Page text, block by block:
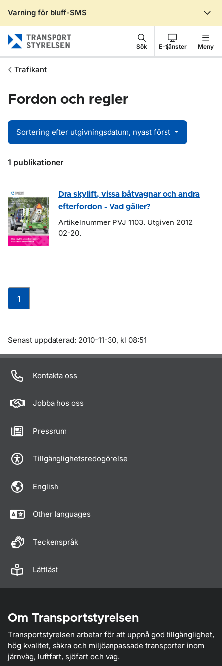
Varning för bluff-SMS
Sök E-tjänster Meny
Trafikant
Fordon och regler
Sortering efter utgivningsdatum, nyast först
1 publikationer
Dra skylift, vissa båtvagnar och andra
efterfordon - Vad gäller?
Artikelnummer PVJ 1103. Utgiven 2012-
02-20.
1
Om sidan
Senast uppdaterad: 2010-11-30, kl 08:51
Kontakta oss
Jobba hos oss
Pressrum
Tillgänglighetsredogörelse
English
Other languages
Teckenspråk
Lättläst
Om Transportstyrelsen
Transportstyrelsen arbetar för att uppnå god tillgänglighet,
hög kvalitet, säkra och miljöanpassade transporter inom
järnväg, luftfart, sjöfart och väg.